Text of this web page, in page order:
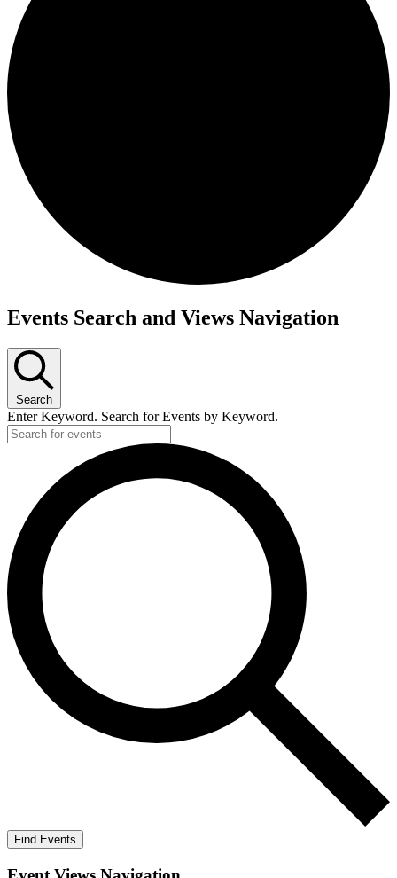
Events Search and Views Navigation
Search
Enter Keyword. Search for Events by Keyword.
Find Events